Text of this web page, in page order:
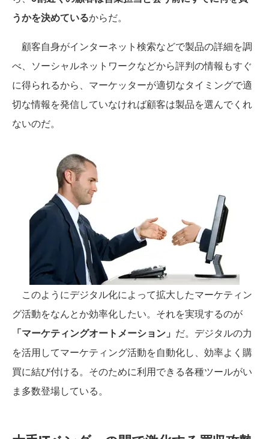
うかを決めているからだ。
顧客自身がインターネット検索などで製品の詳細を調
べ、ソーシャルネットワークなどから評判の情報もすぐ
に得られるから、マーケッターが適切なタイミングで適
切な情報を発信していなければ顧客は製品を選んでくれ
ないのだ。
このようにデジタル化によって拡大したマーケティン
グ活動をなんとか効率化したい。それを実現するのが
「マーケティングオートメーション」 だ。デジタルの力
を活用してマーケティング活動を自動化し、効率よく購
買に結び付ける。そのために利用できる各種ツールがい
ま多数登場している。